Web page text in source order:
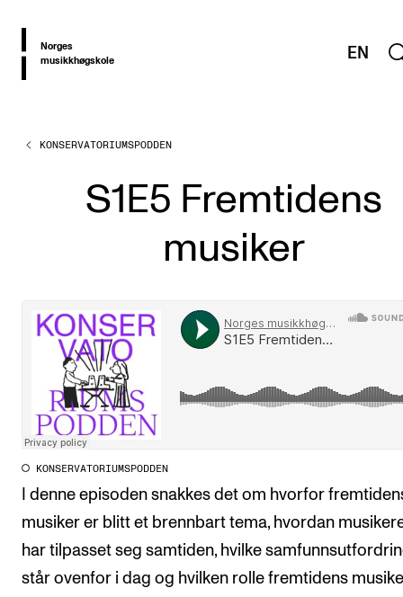
hjemNorges
musikkhøgskole
EN
OM PRAXIS
PRAXIS: Ressurser og erfaringer fra utvikling av høyere
musikkutdanning
Musikkutdanning i utvikling
Fra studier til arbeidsliv
Utforskende musikere
Utøvende læring og undervisning
Studentstemmen
Forbindelser
Bærekraftig musiker
SAMLINGER
KONSERVATORIUMSPODDEN
S1E5 Fremtidens
musiker
KONSERVATORIUMSPODDEN
I denne episoden snakkes det om hvorfor
musiker er blitt et brennbart tema, hvordan
har tilpasset seg samtiden, hvilke
står ovenfor i dag og hvilken rolle fremtidens